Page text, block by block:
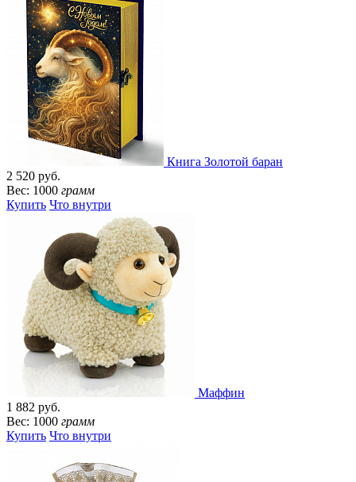
Книга Золотой баран
2 520 руб.
Вес: 1000 грамм
Купить Что внутри
Маффин
1 882 руб.
Вес: 1000 грамм
Купить Что внутри